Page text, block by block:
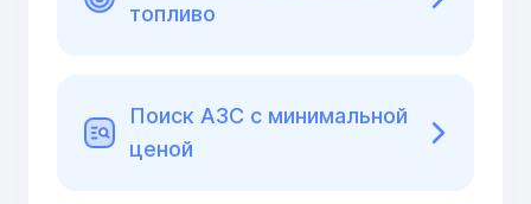
топливо
Поиск АЗС с минимальной
ценой